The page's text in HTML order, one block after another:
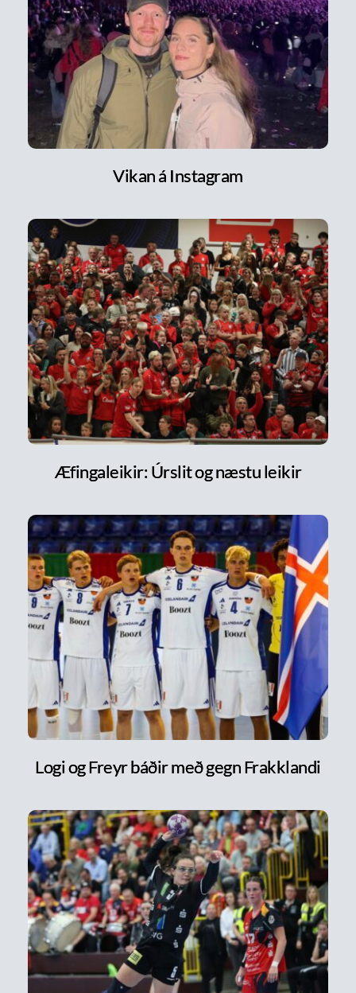
Vikan á Instagram
Æfingaleikir: Úrslit og næstu leikir
Logi og Freyr báðir með gegn Frakklandi